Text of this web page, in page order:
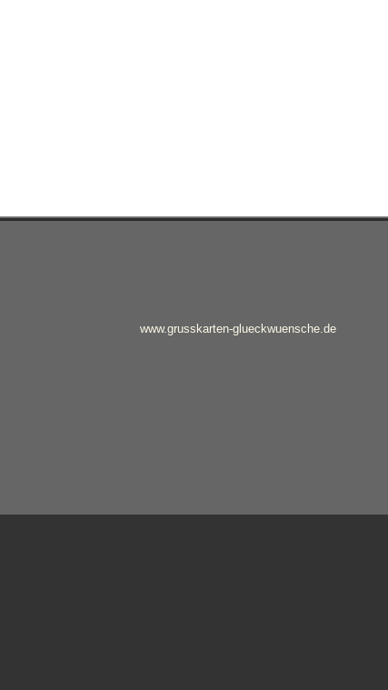
www.grusskarten-glueckwuensche.de